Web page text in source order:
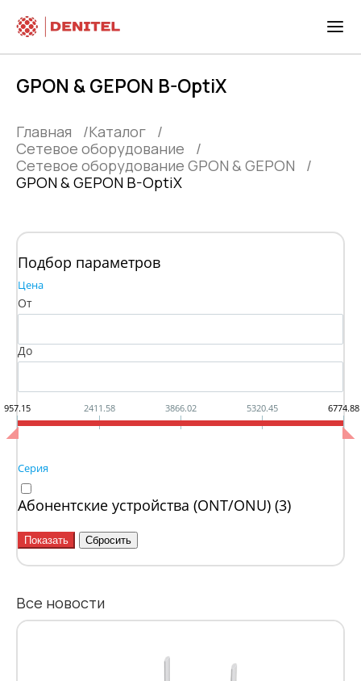
GPON & GEPON B-OptiX
Главная
Каталог
Сетевое оборудование
Сетевое оборудование GPON & GEPON
GPON & GEPON B-OptiX
Подбор параметров
Цена
От
До
957.15 2411.58 3866.02 5320.45 6774.88
Серия
Абонентские устройства (ONT/ONU) (3)
Все новости